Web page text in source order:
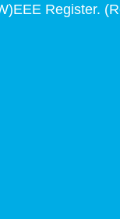
Register.